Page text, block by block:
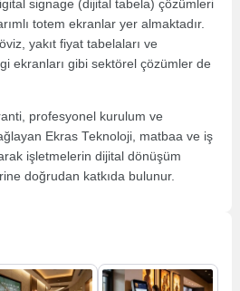
signage (dijital tabela) çözümleri
totem ekranlar yer almaktadır.
yakıt fiyat tabelaları ve
ekranları gibi sektörel çözümler de
profesyonel kurulum ve
Ekras Teknoloji, matbaa ve iş
işletmelerin dijital dönüşüm
doğrudan katkıda bulunur.